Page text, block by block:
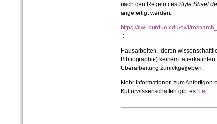
nach den Regeln des Style Sheet
angefertigt werden.
https://owl.purdue.edu/owl/
Hausarbeiten, deren
Bibliographie) keinem anerkannten
Überarbeitung zurückgegeben.
Mehr Informationen zum Anfertigen
Kulturwissenschaften gibt eshier